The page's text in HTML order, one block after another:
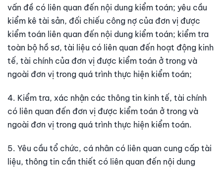
vấn đề có liên quan đến nội dung kiểm toán; yêu cầu
kiểm kê tài sản, đối chiếu công nợ của đơn vị được
kiểm toán liên quan đến nội dung kiểm toán; kiểm tra
toàn bộ hồ sơ, tài liệu có liên quan đến hoạt động kinh
tế, tài chính của đơn vị được kiểm toán ở trong và
ngoài đơn vị trong quá trình thực hiện kiểm toán;
4. Kiểm tra, xác nhận các thông tin kinh tế, tài chính
có liên quan đến đơn vị được kiểm toán ở trong và
ngoài đơn vị trong quá trình thực hiện kiểm toán.
5. Yêu cầu tổ chức, cá nhân có liên quan cung cấp tài
liệu, thông tin cần thiết có liên quan đến nội dung